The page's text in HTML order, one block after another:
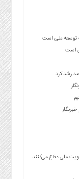
توسعه ملی است
است
ملی دفاع می‌کنند